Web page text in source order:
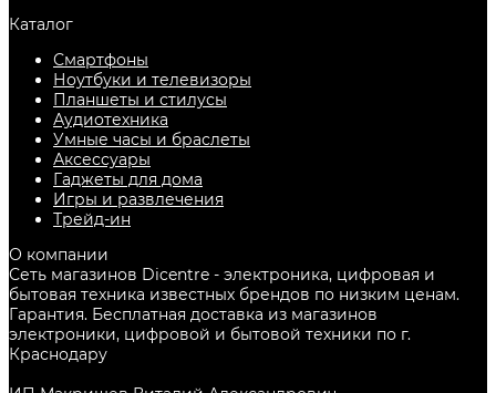
Каталог
Смартфоны
Ноутбуки и телевизоры
Планшеты и стилусы
Аудиотехника
Умные часы и браслеты
Аксессуары
Гаджеты для дома
Игры и развлечения
Трейд-ин
О компании
Сеть магазинов Dicentre - электроника, цифровая и
бытовая техника известных брендов по низким ценам.
Гарантия. Бесплатная доставка из магазинов
электроники, цифровой и бытовой техники по г.
Краснодару